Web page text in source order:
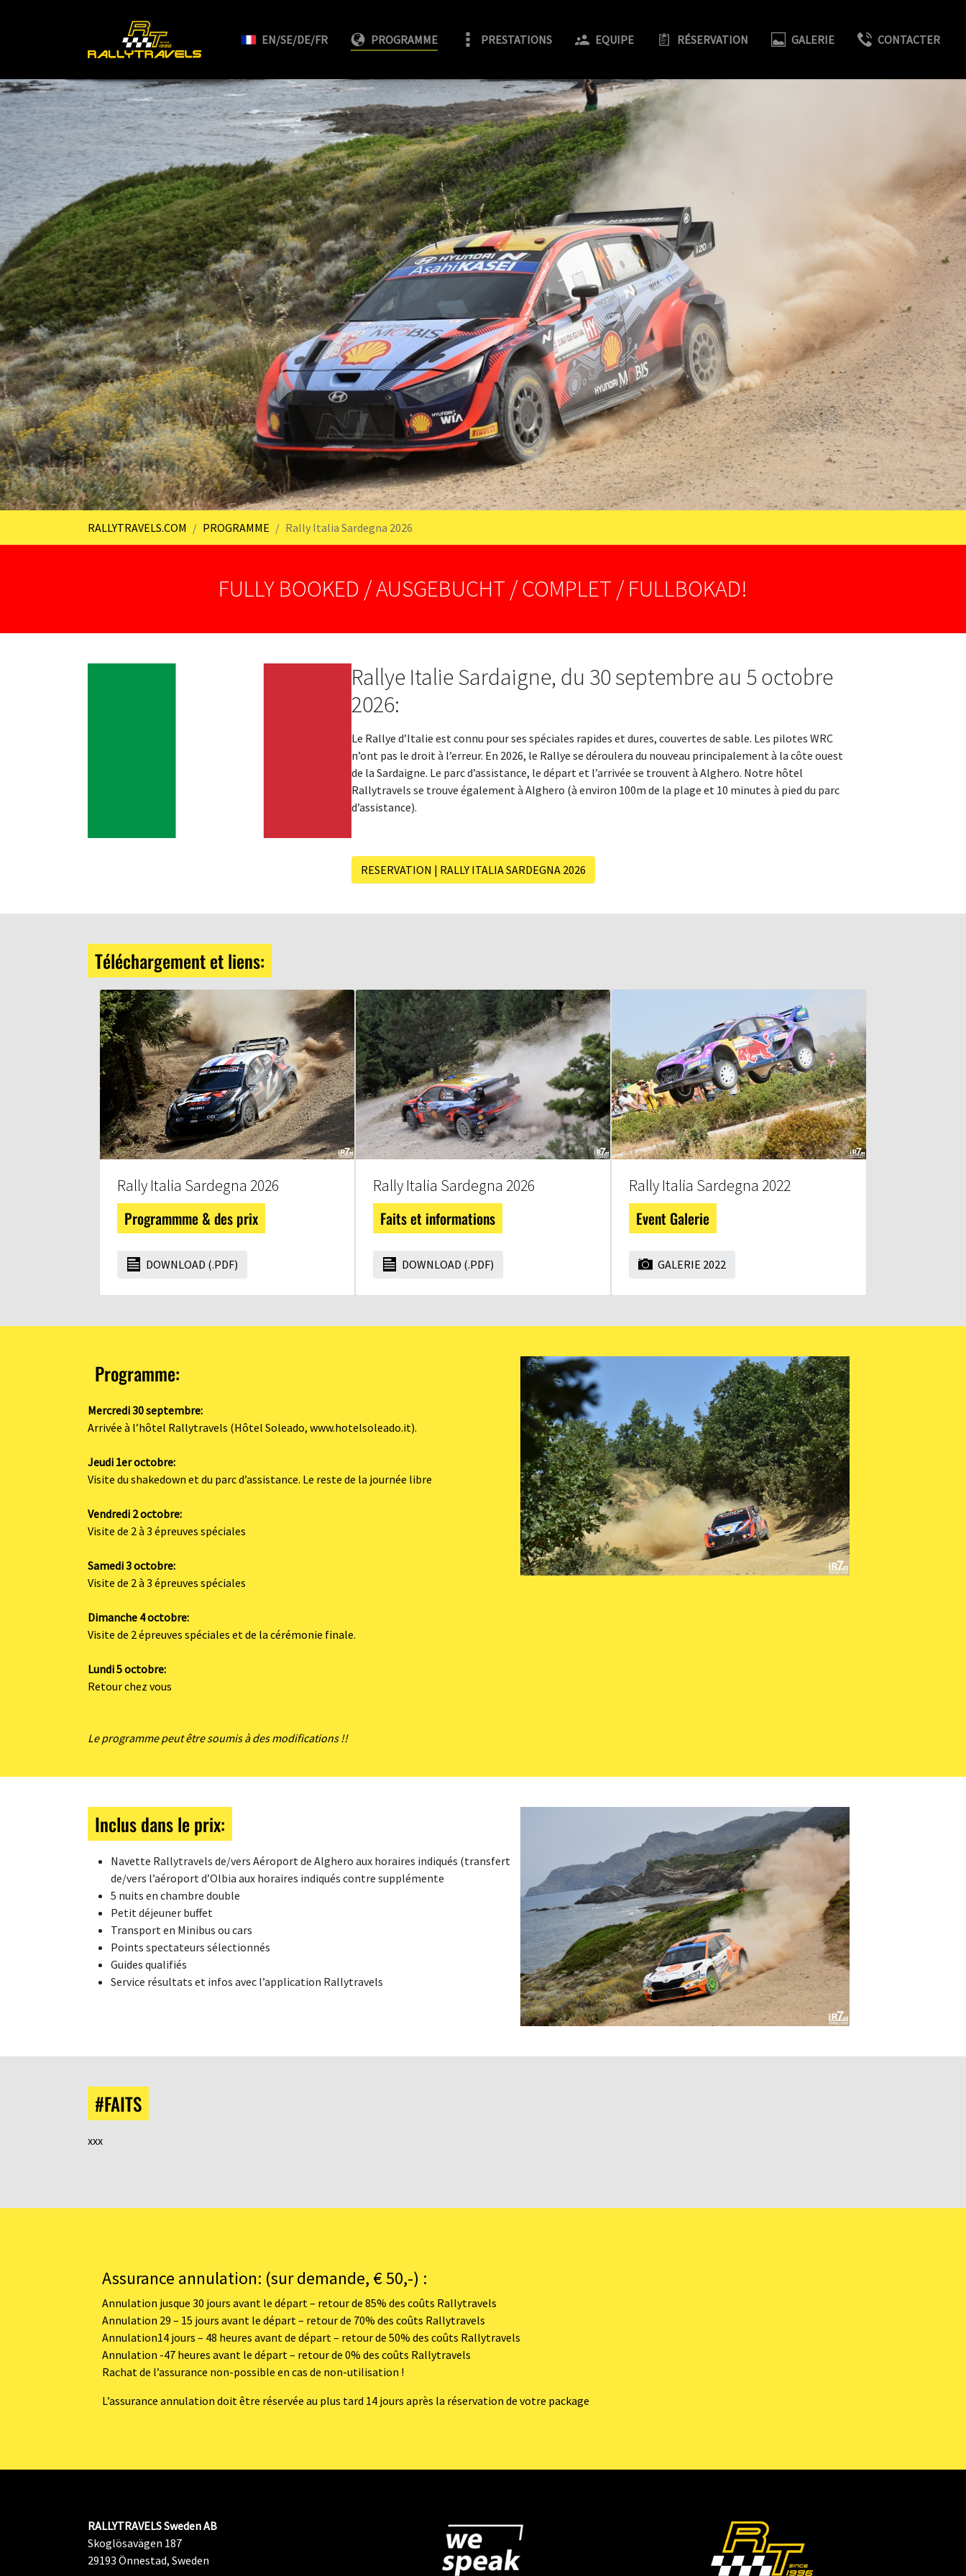
Skip to main content
EN/SE/DE/FR PROGRAMME PRESTATIONS EQUIPE RÉSERVATION GALERIE CONTACTER
RALLYTRAVELS.COM PROGRAMME Rally Italia Sardegna 2026
FULLY BOOKED / AUSGEBUCHT / COMPLET / FULLBOKAD!
Rallye Italie Sardaigne, du 30 septembre au 5 octobre
2026:
Le Rallye d’Italie est connu pour ses spéciales rapides et dures, couvertes de sable. Les pilotes WRC
n’ont pas le droit à l’erreur. En 2026, le Rallye se déroulera du nouveau principalement à la côte ouest
de la Sardaigne. Le parc d’assistance, le départ et l’arrivée se trouvent à Alghero. Notre hôtel
Rallytravels se trouve également à Alghero (à environ 100m de la plage et 10 minutes à pied du parc
d’assistance).
RESERVATION | RALLY ITALIA SARDEGNA 2026
Téléchargement et liens:
Rally Italia Sardegna 2026
Programmme & des prix
DOWNLOAD (.PDF)
Rally Italia Sardegna 2026
Faits et informations
DOWNLOAD (.PDF)
Rally Italia Sardegna 2022
Event Galerie
GALERIE 2022
Programme:
Mercredi 30 septembre:
Arrivée à l’hôtel Rallytravels (Hôtel Soleado, www.hotelsoleado.it).
Jeudi 1er octobre:
Visite du shakedown et du parc d’assistance. Le reste de la journée libre
Vendredi 2 octobre:
Visite de 2 à 3 épreuves spéciales
Samedi 3 octobre:
Visite de 2 à 3 épreuves spéciales
Dimanche 4 octobre:
Visite de 2 épreuves spéciales et de la cérémonie finale.
Lundi 5 octobre:
Retour chez vous
Le programme peut être soumis à des modifications !!
Inclus dans le prix:
Navette Rallytravels de/vers Aéroport de Alghero aux horaires indiqués (transfert
de/vers l’aéroport d’Olbia aux horaires indiqués contre supplémente
5 nuits en chambre double
Petit déjeuner buffet
Transport en Minibus ou cars
Points spectateurs sélectionnés
Guides qualifiés
Service résultats et infos avec l’application Rallytravels
#FAITS
xxx
Assurance annulation: (sur demande, € 50,-) :
Annulation jusque 30 jours avant le départ – retour de 85% des coûts Rallytravels
Annulation 29 – 15 jours avant le départ – retour de 70% des coûts Rallytravels
Annulation14 jours – 48 heures avant de départ – retour de 50% des coûts Rallytravels
Annulation -47 heures avant le départ – retour de 0% des coûts Rallytravels
Rachat de l’assurance non-possible en cas de non-utilisation !
L’assurance annulation doit être réservée au plus tard 14 jours après la réservation de votre package
RALLYTRAVELS Sweden AB
Skoglösavägen 187
29193 Önnestad, Sweden